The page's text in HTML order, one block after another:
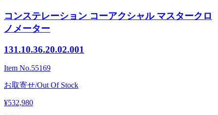
コンステレーション コーアクシャル マスタークロ
ノメーター
131.10.36.20.02.001
Item No.55169
お取寄せ/Out Of Stock
¥532,980